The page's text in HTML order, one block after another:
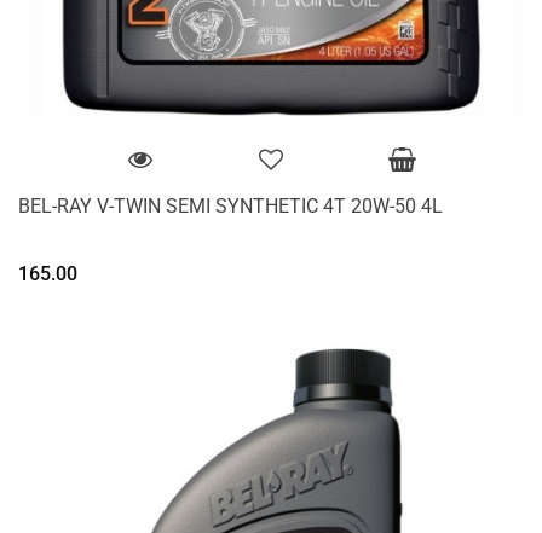
BEL-RAY V-TWIN SEMI SYNTHETIC 4T 20W-50 4L
165.00